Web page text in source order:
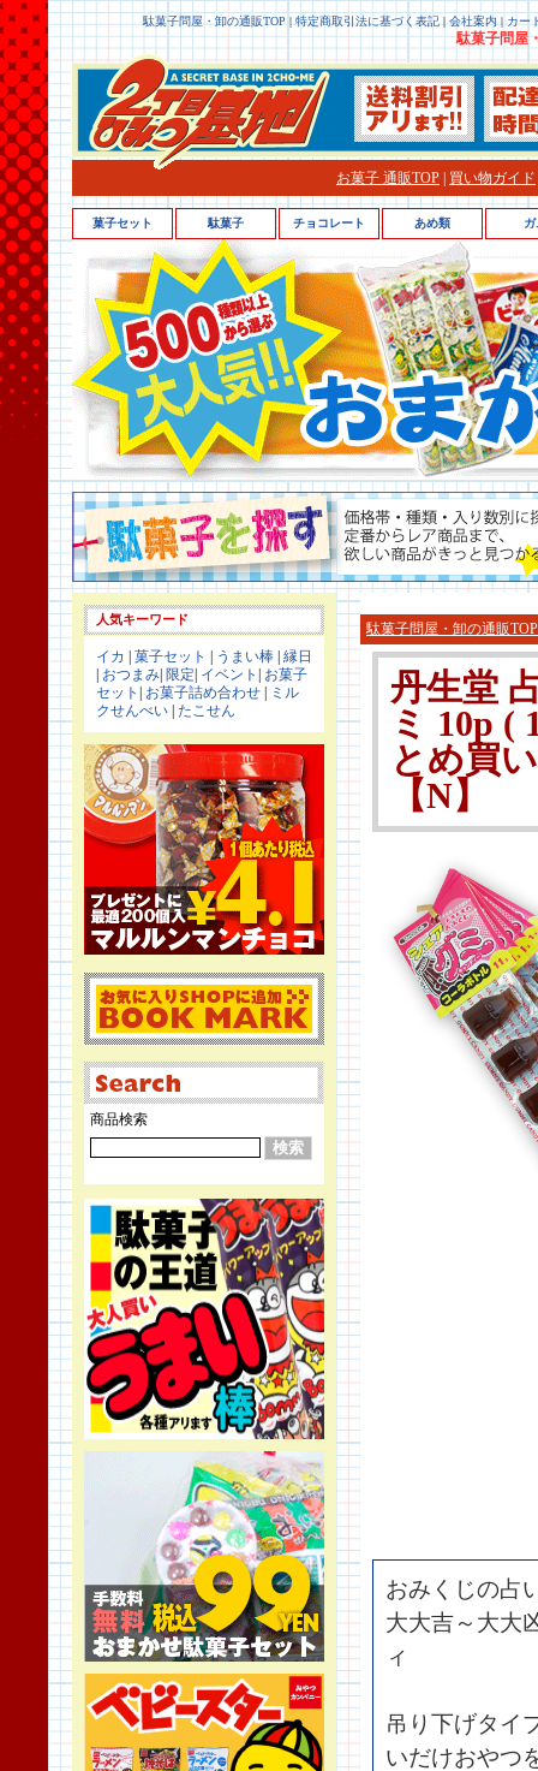
駄菓子問屋・卸の通販TOP | 特定商取引法に基づく表記 | 会社案内 | カー
駄菓子問屋
お菓子 通販TOP 買い物ガイド
人気キーワード
イカ 菓子セット うまい棒 縁日
おつまみ 限定 イベント
お菓子
セット
お菓子詰め合わせ
ミル
クせんべい たこせん
商品検索
駄菓子問屋・卸の通販TOP
丹生堂
ミ 10p (
とめ買
【N】
おみくじの占
大大吉～大大
ィ
吊り下げタイ
いだけおやつ